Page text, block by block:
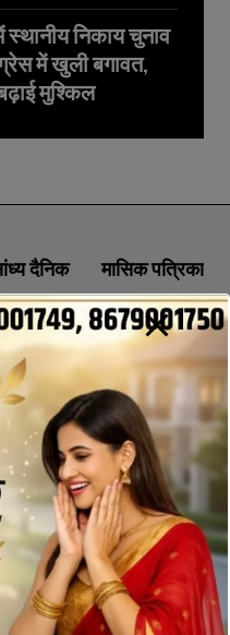
स्थानीय निकाय चुनाव
में खुली बगावत,
मुश्किल
दैनिक मासिक पत्रिका
POLICY NEWSLETTER